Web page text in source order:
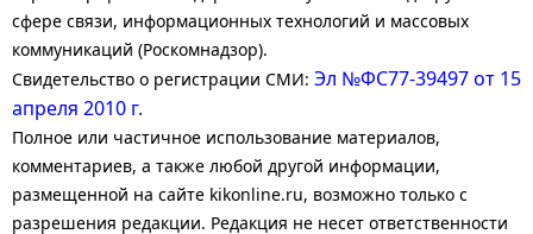
сфере связи, информационных технологий и массовых
коммуникаций (Роскомнадзор).
Свидетельство о регистрации СМИ: Эл №ФС77-39497 от 15
апреля 2010 г.
Полное или частичное использование материалов,
комментариев, а также любой другой информации,
размещенной на сайте kikonline.ru, возможно только с
разрешения редакции. Редакция не несет ответственности